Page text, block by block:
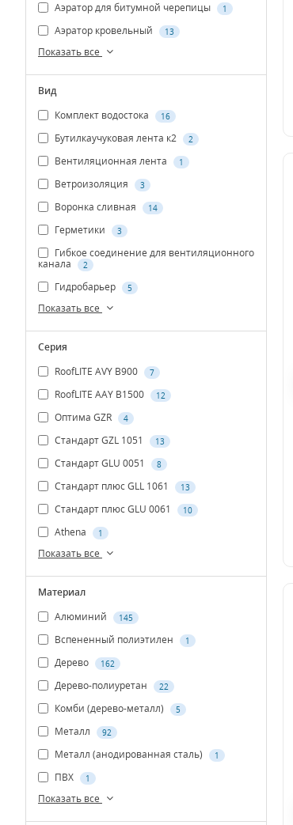
Аэратор для битумной черепицы 1
Аэратор кровельный 13
Показать все
Вид
Комплект водостока
16
Бутилкаучуковая лента к2 2
Вентиляционная лента 1
Ветроизоляция 3
Воронка сливная 14
Герметики 3
Гибкое соединение для вентиляционного
канала
2
Гидробарьер 5
Показать все
Серия
RoofLITE AVY B900
7
RoofLITE AAY B1500 12
Оптима GZR 4
Стандарт GZL 1051 13
Стандарт GLU 0051 8
Стандарт плюс GLL 1061 13
Стандарт плюс GLU 0061 10
Athena 1
Показать все
Материал
Алюминий
145
Вспененный полиэтилен 1
Дерево 162
Дерево-полиуретан 22
Комби (дерево-металл) 5
Металл 92
Металл (анодированная сталь) 1
ПВХ 1
Показать все